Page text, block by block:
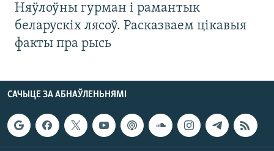
Няўлоўны гурман і рамантык
беларускіх лясоў. Расказваем цікавыя
факты пра рысь
САЧЫЦЕ ЗА АБНАЎЛЕНЬНЯМІ